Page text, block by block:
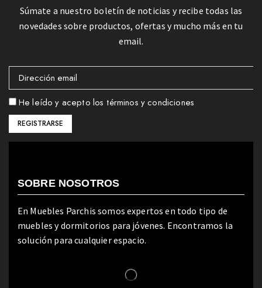
Súmate a nuestro boletín de noticias y recibe todas las
novedades sobre productos, ofertas y mucho más en tu
email.
He leído y acepto los términos y condiciones
SOBRE NOSOTROS
En Muebles Parchis somos expertos en todo tipo de
muebles y dormitorios para jóvenes. Encontramos la
solución para cualquier espacio.